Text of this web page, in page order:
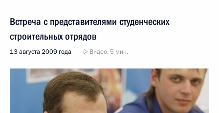
Встреча с представителями студенческих
строительных отрядов
13 августа 2009 года Видео, 5 мин.